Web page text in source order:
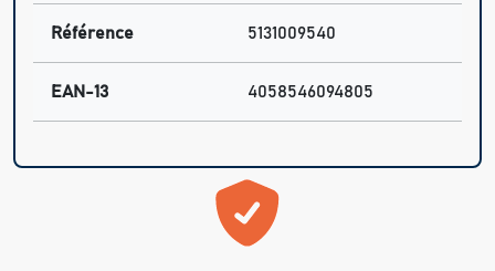
Référence 5131009540
EAN-13 4058546094805